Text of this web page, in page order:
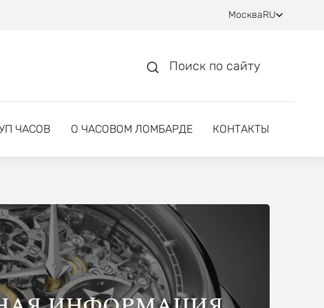
МоскваRU
Поиск по сайту
ЧАСОВ О ЧАСОВОМ ЛОМБАРДЕ КОНТАКТЫ